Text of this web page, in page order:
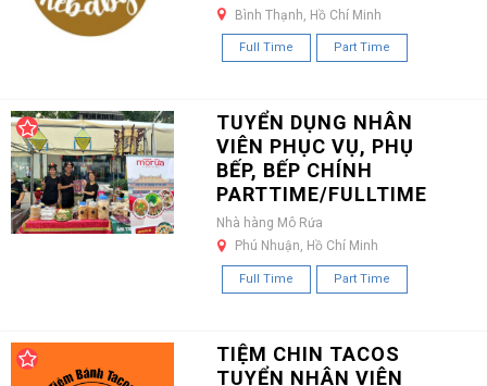
Bình Thạnh, Hồ Chí Minh
Full Time Part Time
TUYỂN DỤNG NHÂN
VIÊN PHỤC VỤ, PHỤ
BẾP, BẾP CHÍNH
PARTTIME/FULLTIME
Nhà hàng Mô Rứa
Phú Nhuận, Hồ Chí Minh
Full Time Part Time
TIỆM CHIN TACOS
TUYỂN NHÂN VIÊN